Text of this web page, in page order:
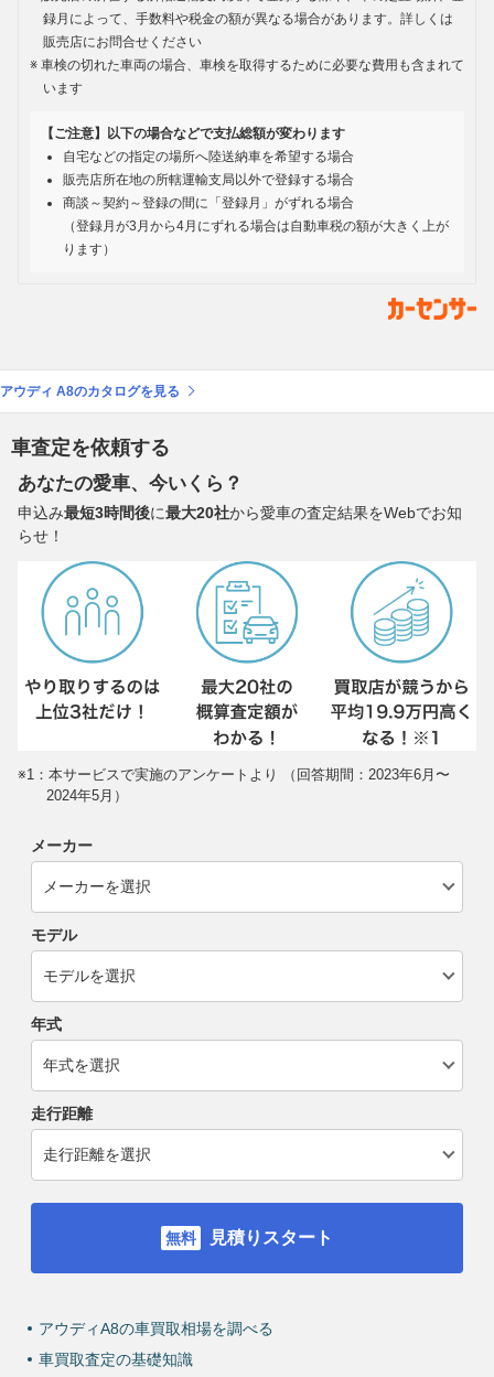
録月によって、手数料や税金の額が異なる場合があります。詳しくは
販売店にお問合せください
車検の切れた車両の場合、車検を取得するために必要な費用も含まれて
います
【ご注意】以下の場合などで支払総額が変わります
自宅などの指定の場所へ陸送納車を希望する場合
販売店所在地の所轄運輸支局以外で登録する場合
商談～契約～登録の間に「登録月」がずれる場合
（登録月が3月から4月にずれる場合は自動車税の額が大きく上が
ります）
アウディ A8のカタログを見る
車査定を依頼する
あなたの愛車、今いくら？
申込み最短3時間後に最大20社から愛車の査定結果をWebでお知
らせ！
※1：本サービスで実施のアンケートより （回答期間：2023年6月〜
2024年5月）
メーカー
モデル
年式
走行距離
見積りスタート
アウディA8の車買取相場を調べる
車買取査定の基礎知識